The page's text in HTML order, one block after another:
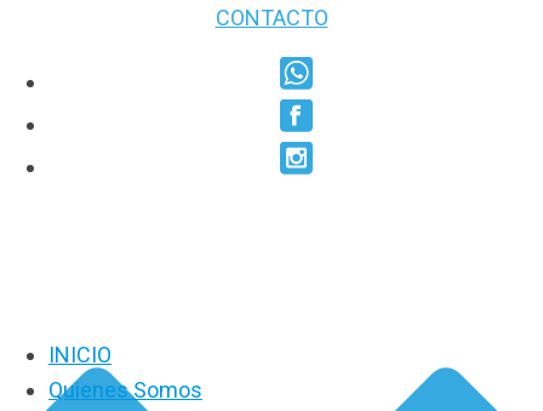
CONTACTO
INICIO
Quienes Somos